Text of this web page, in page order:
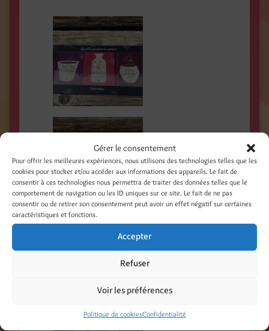
Gérer le consentement
Pour offrir les meilleures expériences, nous utilisons des technologies telles que les
cookies pour stocker et/ou accéder aux informations des appareils. Le fait de
consentir à ces technologies nous permettra de traiter des données telles que le
comportement de navigation ou les ID uniques sur ce site. Le fait de ne pas
consentir ou de retirer son consentement peut avoir un effet négatif sur certaines
caractéristiques et fonctions.
Accepter
Refuser
Voir les préférences
Politique de cookiesConfidentialité